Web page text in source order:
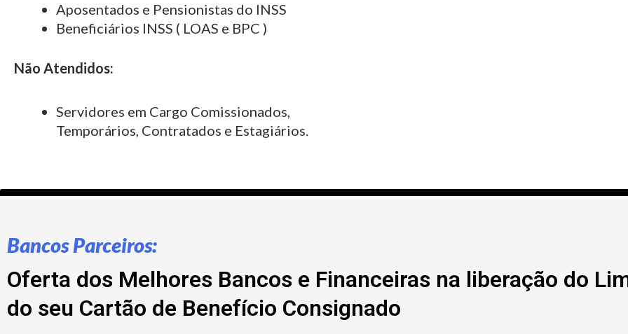
Aposentados e Pensionistas do INSS
Beneficiários INSS ( LOAS e BPC )
Não Atendidos:
Servidores em Cargo Comissionados,
Temporários, Contratados e Estagiários.
Bancos Parceiros:
Oferta dos Melhores Bancos e Financeiras na liberação do
do seu Cartão de Benefício Consignado